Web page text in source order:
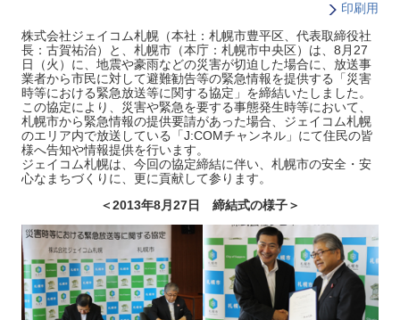
印刷用
株式会社ジェイコム札幌（本社：札幌市豊平区、代表取締役社
長：古賀祐治）と、札幌市（本庁：札幌市中央区）は、8月27
日（火）に、地震や豪雨などの災害が切迫した場合に、放送事
業者から市民に対して避難勧告等の緊急情報を提供する「災害
時等における緊急放送等に関する協定」を締結いたしました。
この協定により、災害や緊急を要する事態発生時等において、
札幌市から緊急情報の提供要請があった場合、ジェイコム札幌
のエリア内で放送している「J:COMチャンネル」にて住民の皆
様へ告知や情報提供を行います。
ジェイコム札幌は、今回の協定締結に伴い、札幌市の安全・安
心なまちづくりに、更に貢献して参ります。
＜2013年8月27日 締結式の様子＞